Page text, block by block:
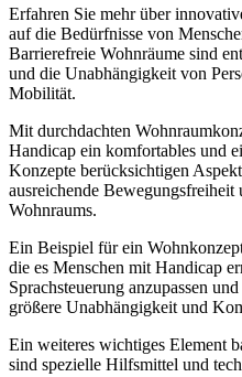
Erfahren Sie mehr über
auf die Bedürfnisse von
Barrierefreie Wohnräume sind
und die Unabhängigkeit von
Mobilität.
Mit durchdachten
Handicap ein komfortables und
Konzepte berücksichtigen
ausreichende
Wohnraums.
Ein Beispiel für ein
die es Menschen mit Handicap
Sprachsteuerung anzupassen
größere Unabhängigkeit und
Ein weiteres wichtiges Element
sind spezielle Hilfsmittel und